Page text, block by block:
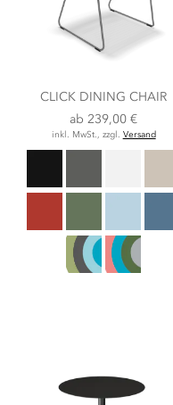
CLICK DINING CHAIR
ab239,00 €
inkl. MwSt., zzgl. Versand